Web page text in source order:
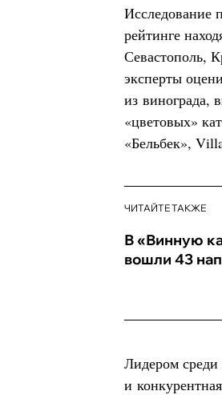
Исследование
рейтинге
Севастополь,
эксперты
из винограда,
«цветовых»
«Бельбек»,
ЧИТАЙТЕ ТАКЖЕ
В «Винную
вошли 43
Лидером среди
и